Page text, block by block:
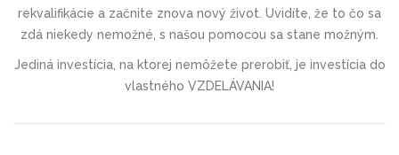
rekvalifikácie a začnite znova nový život. Uvidíte, že to čo sa
zdá niekedy nemožné, s našou pomocou sa stane možným.
Jediná investícia, na ktorej nemôžete prerobiť, je investícia do
vlastného VZDELÁVANIA!